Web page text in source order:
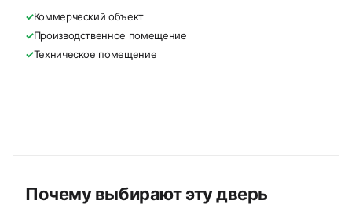
✓Коммерческий объект
✓Производственное помещение
✓Техническое помещение
Почему выбирают эту дверь